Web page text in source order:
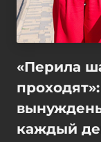
«Перила
каждый